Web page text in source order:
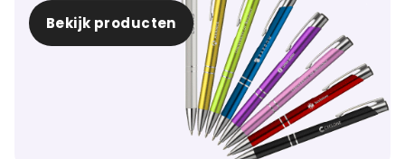
Bekijk producten